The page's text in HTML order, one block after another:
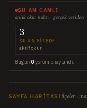
ŞU AN CANLI
anlık okur nabzı · gerçek veriden
3
ŞU AN SITEDE
aktif okur
Bugün0 yorum onaylandı.
SAYFA HARITASI ilçeler ·